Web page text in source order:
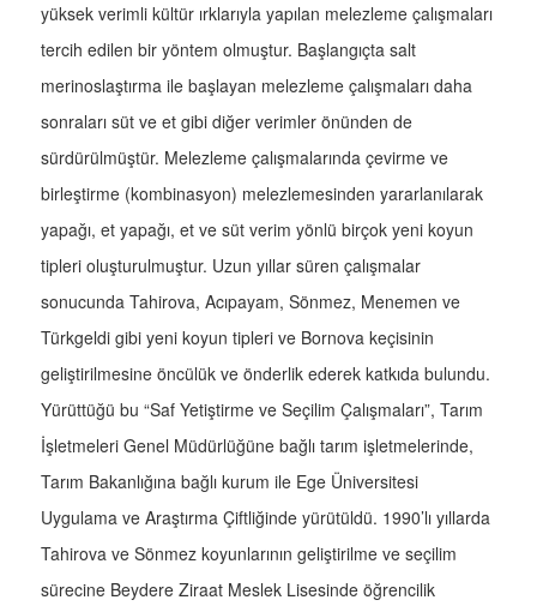
yüksek verimli kültür ırklarıyla yapılan melezleme çalışmaları
tercih edilen bir yöntem olmuştur. Başlangıçta salt
merinoslaştırma ile başlayan melezleme çalışmaları daha
sonraları süt ve et gibi diğer verimler önünden de
sürdürülmüştür. Melezleme çalışmalarında çevirme ve
birleştirme (kombinasyon) melezlemesinden yararlanılarak
yapağı, et yapağı, et ve süt verim yönlü birçok yeni koyun
tipleri oluşturulmuştur. Uzun yıllar süren çalışmalar
sonucunda Tahirova, Acıpayam, Sönmez, Menemen ve
Türkgeldi gibi yeni koyun tipleri ve Bornova keçisinin
geliştirilmesine öncülük ve önderlik ederek katkıda bulundu.
Yürüttüğü bu “Saf Yetiştirme ve Seçilim Çalışmaları”, Tarım
İşletmeleri Genel Müdürlüğüne bağlı tarım işletmelerinde,
Tarım Bakanlığına bağlı kurum ile Ege Üniversitesi
Uygulama ve Araştırma Çiftliğinde yürütüldü. 1990’lı yıllarda
Tahirova ve Sönmez koyunlarının geliştirilme ve seçilim
sürecine Beydere Ziraat Meslek Lisesinde öğrencilik